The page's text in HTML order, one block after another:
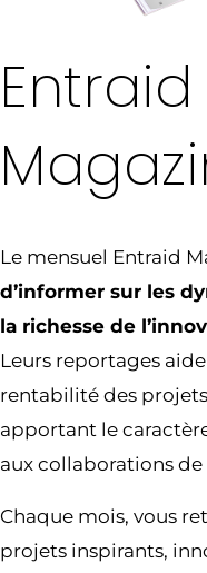
Entraid
Le mensuel Entraid
d’informer sur les
la richesse de
Leurs reportages
rentabilité des
apportant le
aux collaborations
Chaque mois, vous
projets inspirants,